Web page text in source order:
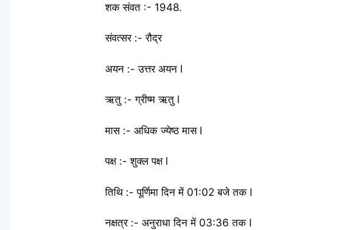
शक संवत :- 1948.
संवत्सर :- रौद्र
अयन :- उत्तर अयन l
ऋतु :- ग्रीष्म ऋतु l
मास :- अधिक ज्येष्ठ मास l
पक्ष :- शुक्ल पक्ष l
तिथि :- पूर्णिमा दिन में 01:02 बजे तक l
नक्षत्र :- अनुराधा दिन में 03:36 तक l